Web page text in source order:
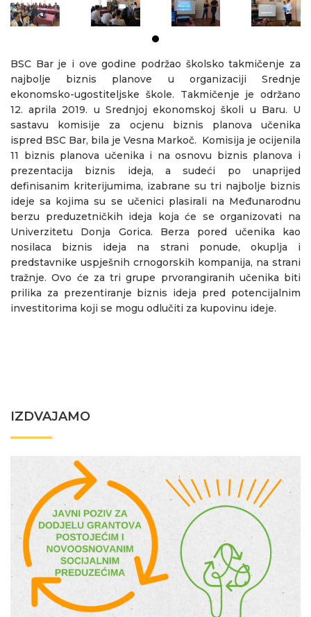
BSC Bar je i ove godine podržao školsko takmičenje za
najbolje biznis planove u organizaciji Srednje
ekonomsko-ugostiteljske škole. Takmičenje je održano
12. aprila 2019. u Srednjoj ekonomskoj školi u Baru. U
sastavu komisije za ocjenu biznis planova učenika
ispred BSC Bar, bila je Vesna Markoč. Komisija je ocijenila
11 biznis planova učenika i na osnovu biznis planova i
prezentacija biznis ideja, a sudeći po unaprijed
definisanim kriterijumima, izabrane su tri najbolje biznis
ideje sa kojima su se učenici plasirali na Međunarodnu
berzu preduzetničkih ideja koja će se organizovati na
Univerzitetu Donja Gorica. Berza pored učenika kao
nosilaca biznis ideja na strani ponude, okuplja i
predstavnike uspješnih crnogorskih kompanija, na strani
tražnje. Ovo će za tri grupe prvorangiranih učenika biti
prilika za prezentiranje biznis ideja pred potencijalnim
investitorima koji se mogu odlučiti za kupovinu ideje.
IZDVAJAMO